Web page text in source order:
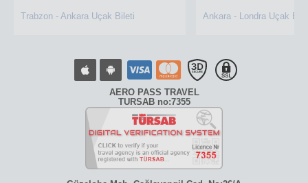
Trabzon - Ankara Uçak Bileti Ankara - Londra Uçak
AERO PASS TRAVEL
TURSAB no:7355